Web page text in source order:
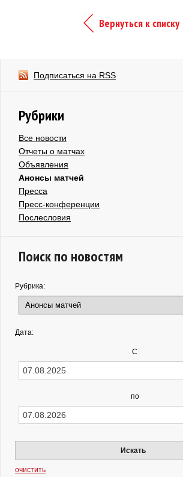
Вернуться к списку
Подписаться на RSS
Рубрики
Все новости
Отчеты о матчах
Объявления
Анонсы матчей
Пресса
Пресс-конференции
Послесловия
Поиск по новостям
Рубрика:
Дата:
С
по
Искать
очистить